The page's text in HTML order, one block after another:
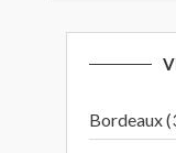
Bordeaux